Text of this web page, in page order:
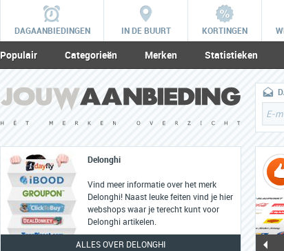
DAGAANBIEDINGEN IN DE BUURT KORTINGEN
Populair Categorieën Merken Statistieken
Delonghi
Vind meer informatie over het merk
Delonghi! Naast leuke feiten vind je hier
webshops waar je terecht kunt voor
Delonghi artikelen.
ALLES OVER DELONGHI